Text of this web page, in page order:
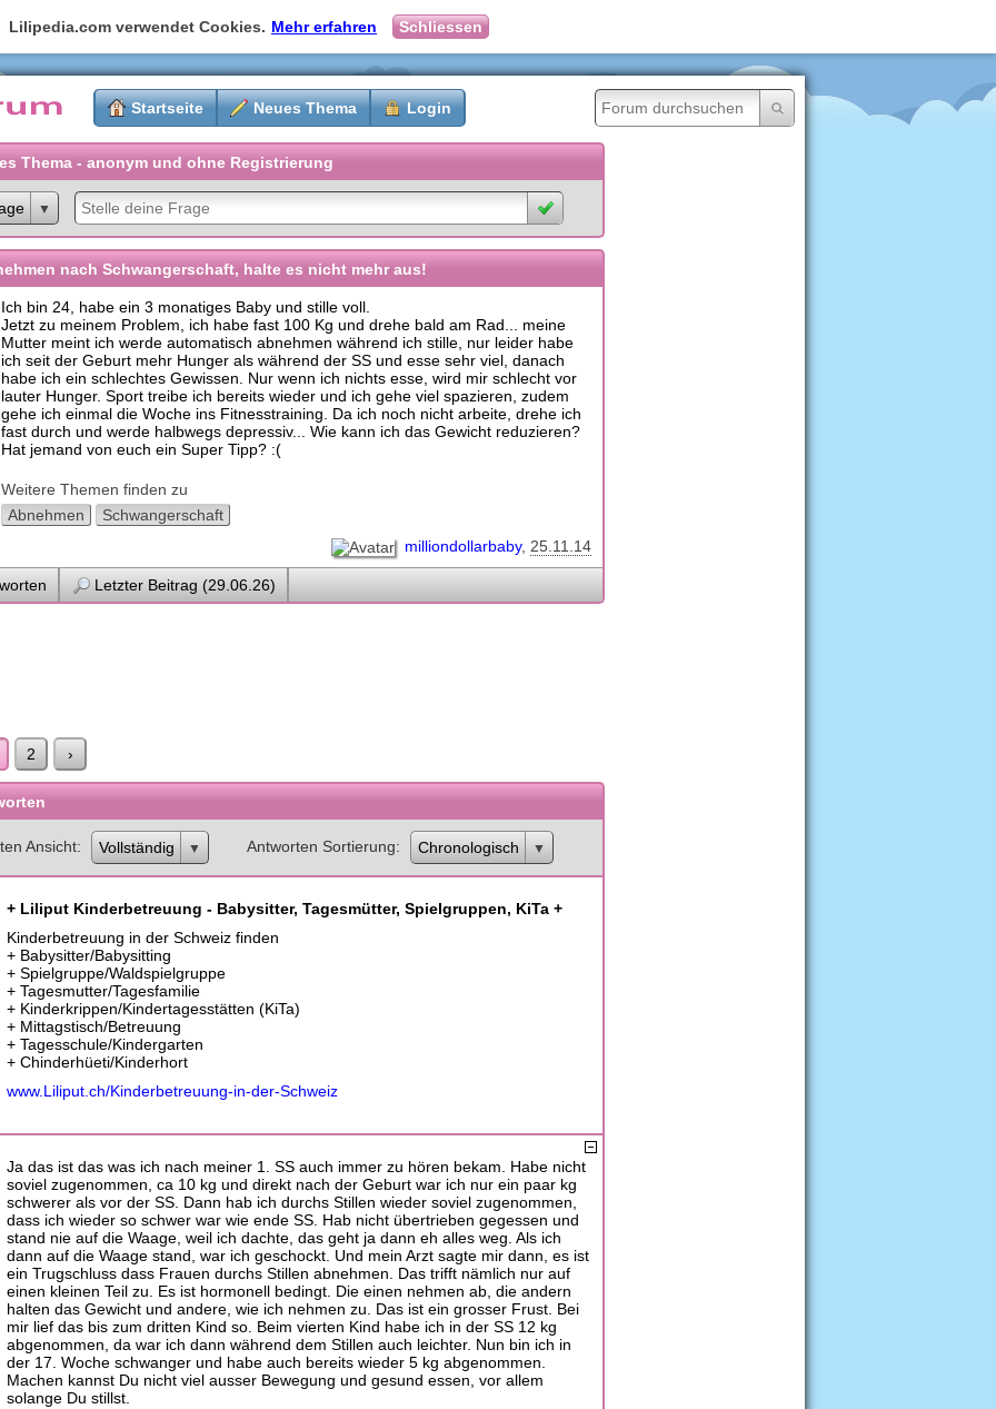
Lilipedia.com verwendet Cookies. Mehr erfahren Schliessen
Startseite Neues Thema Login
Thema - anonym und ohne Registrierung
nach Schwangerschaft, halte es nicht mehr aus!
Ich bin 24, habe ein 3 monatiges Baby und stille voll.
Jetzt zu meinem Problem, ich habe fast 100 Kg und drehe bald am Rad... meine
Mutter meint ich werde automatisch abnehmen während ich stille, nur leider habe
ich seit der Geburt mehr Hunger als während der SS und esse sehr viel, danach
habe ich ein schlechtes Gewissen. Nur wenn ich nichts esse, wird mir schlecht vor
lauter Hunger. Sport treibe ich bereits wieder und ich gehe viel spazieren, zudem
gehe ich einmal die Woche ins Fitnesstraining. Da ich noch nicht arbeite, drehe ich
fast durch und werde halbwegs depressiv... Wie kann ich das Gewicht reduzieren?
Hat jemand von euch ein Super Tipp? :(
Weitere Themen finden zu
Abnehmen
Schwangerschaft
milliondollarbaby 25.11.14
Letzter Beitrag (29.06.26)
2 ›
Ansicht Vollständig Antworten Sortierung Chronologisch
+ Liliput Kinderbetreuung - Babysitter, Tagesmütter, Spielgruppen, KiTa +
Kinderbetreuung in der Schweiz finden
+ Babysitter/Babysitting
+ Spielgruppe/Waldspielgruppe
+ Tagesmutter/Tagesfamilie
+ Kinderkrippen/Kindertagesstätten (KiTa)
+ Mittagstisch/Betreuung
+ Tagesschule/Kindergarten
+ Chinderhüeti/Kinderhort
www.Liliput.ch/Kinderbetreuung-in-der-Schweiz
Ja das ist das was ich nach meiner 1. SS auch immer zu hören bekam. Habe nicht
soviel zugenommen, ca 10 kg und direkt nach der Geburt war ich nur ein paar kg
schwerer als vor der SS. Dann hab ich durchs Stillen wieder soviel zugenommen,
dass ich wieder so schwer war wie ende SS. Hab nicht übertrieben gegessen und
stand nie auf die Waage, weil ich dachte, das geht ja dann eh alles weg. Als ich
dann auf die Waage stand, war ich geschockt. Und mein Arzt sagte mir dann, es ist
ein Trugschluss dass Frauen durchs Stillen abnehmen. Das trifft nämlich nur auf
einen kleinen Teil zu. Es ist hormonell bedingt. Die einen nehmen ab, die andern
halten das Gewicht und andere, wie ich nehmen zu. Das ist ein grosser Frust. Bei
mir lief das bis zum dritten Kind so. Beim vierten Kind habe ich in der SS 12 kg
abgenommen, da war ich dann während dem Stillen auch leichter. Nun bin ich in
der 17. Woche schwanger und habe auch bereits wieder 5 kg abgenommen.
Machen kannst Du nicht viel ausser Bewegung und gesund essen, vor allem
solange Du stillst.